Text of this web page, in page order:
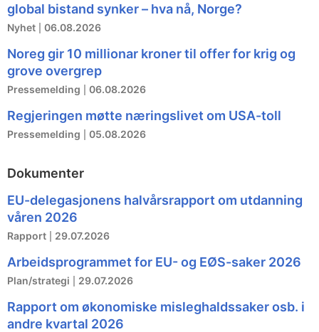
global bistand synker – hva nå, Norge?
Nyhet 06.08.2026
Noreg gir 10 millionar kroner til offer for krig og
grove overgrep
Pressemelding 06.08.2026
Regjeringen møtte næringslivet om USA-toll
Pressemelding 05.08.2026
Dokumenter
EU-delegasjonens halvårsrapport om utdanning
våren 2026
Rapport 29.07.2026
Arbeidsprogrammet for EU- og EØS-saker 2026
Plan/strategi 29.07.2026
Rapport om økonomiske misleghaldssaker osb. i
andre kvartal 2026